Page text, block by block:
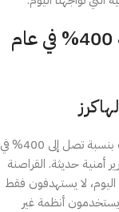
ارتفاع الهجمات الإلكترونية بنسبة 400% في عام
هل تصدق أن الهجمات الإلكترونية حول العالم ارتفعت بنسبة تصل إلى 400% في
أمنية حديثة. القراصنة
اليوم، لا يستهدفون فقط
يستخدمون أنظمة غير